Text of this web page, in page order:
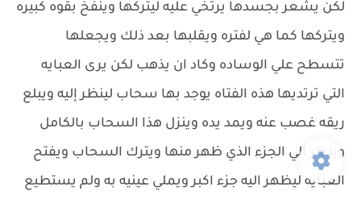
لكن يشعر بجسدها يرتخي عليه ليتركها وينفخ بقوه كبيره
ويتركها كما هي لفتره ويقلبها بعد ذلك ويجعلها
تتسطح علي الوساده وكاد ان يذهب لكن يرى العبايه
التي ترتديها هذه الفتاه يوجد بها سحاب لينظر إليه ويبلع
ريقه غصب عنه ويمد يده وينزل هذا السحاب بالكامل
وينظر الي الجزء الذي ظهر منها ويترك السحاب ويفتح
العبايه ليظهر اليه جزء اكبر ويملي عينيه به ولم يستطيع